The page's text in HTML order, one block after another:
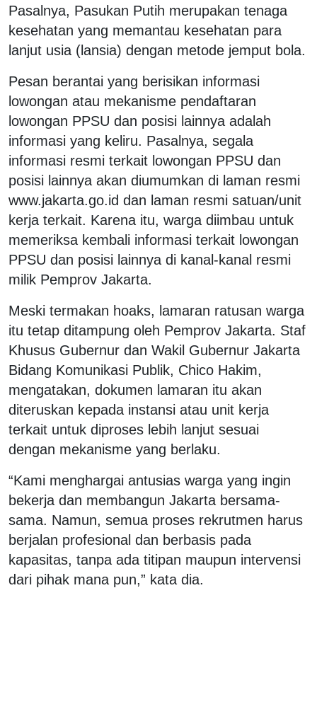
Pasalnya, Pasukan Putih merupakan tenaga
kesehatan yang memantau kesehatan para
lanjut usia (lansia) dengan metode jemput bola.
Pesan berantai yang berisikan informasi
lowongan atau mekanisme pendaftaran
lowongan PPSU dan posisi lainnya adalah
informasi yang keliru. Pasalnya, segala
informasi resmi terkait lowongan PPSU dan
posisi lainnya akan diumumkan di laman resmi
www.jakarta.go.id dan laman resmi satuan/unit
kerja terkait. Karena itu, warga diimbau untuk
memeriksa kembali informasi terkait lowongan
PPSU dan posisi lainnya di kanal-kanal resmi
milik Pemprov Jakarta.
Meski termakan hoaks, lamaran ratusan warga
itu tetap ditampung oleh Pemprov Jakarta. Staf
Khusus Gubernur dan Wakil Gubernur Jakarta
Bidang Komunikasi Publik, Chico Hakim,
mengatakan, dokumen lamaran itu akan
diteruskan kepada instansi atau unit kerja
terkait untuk diproses lebih lanjut sesuai
dengan mekanisme yang berlaku.
“Kami menghargai antusias warga yang ingin
bekerja dan membangun Jakarta bersama-
sama. Namun, semua proses rekrutmen harus
berjalan profesional dan berbasis pada
kapasitas, tanpa ada titipan maupun intervensi
dari pihak mana pun,” kata dia.